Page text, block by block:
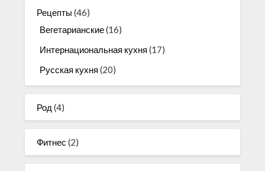
Рецепты (46)
Вегетарианские(16)
Интернациональная кухня (17)
Русская кухня (20)
Род (4)
Фитнес (2)